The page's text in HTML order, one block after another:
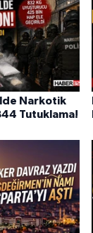
Narkotik
Tutuklama!